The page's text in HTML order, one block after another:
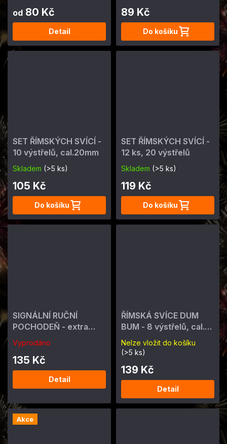
od 80 Kč
Detail
89 Kč
Do košíku
SET ŘÍMSKÝCH SVÍCÍ -
10 výstřelů, cal.20mm
Skladem (>5 ks)
105 Kč
Do košíku
SET ŘÍMSKÝCH SVÍCÍ -
12 ks, 20 výstřelů
Skladem (>5 ks)
119 Kč
Do košíku
SIGNÁLNÍ RUČNÍ
POCHODEŇ - extra
silná pochodeň 60s
Vyprodáno
135 Kč
Detail
ŘÍMSKÁ SVÍCE DUM
BUM - 8 výstřelů, cal.
20mm, 2ks
Nelze vložit do košíku
(>5 ks)
139 Kč
Detail
Akce